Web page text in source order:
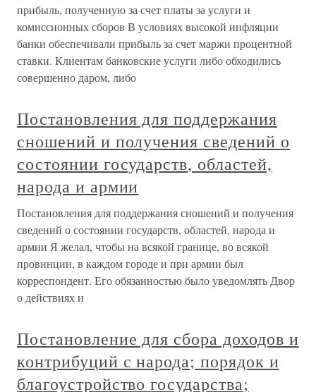
прибыль, полученную за счет платы за услуги и
комиссионных сборов В условиях высокой инфляции
банки обеспечивали прибыль за счет маржи процентной
ставки. Клиентам банковские услуги либо обходились
совершенно даром, либо
Постановления для поддержания
сношений и получения сведений о
состоянии государств, областей,
народа и армии
Постановления для поддержания сношений и получения
сведений о состоянии государств, областей, народа и
армии Я желал, чтобы на всякой границе, во всякой
провинции, в каждом городе и при армии был
корреспондент. Его обязанностью было уведомлять Двор
о действиях и
Постановление для сбора доходов и
контрибуций с народа; порядок и
благоустройство государства;